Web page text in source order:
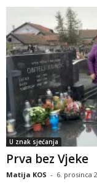
U znak sjećanja
Prva bez Vjeke
Matija KOS - 6. prosinca